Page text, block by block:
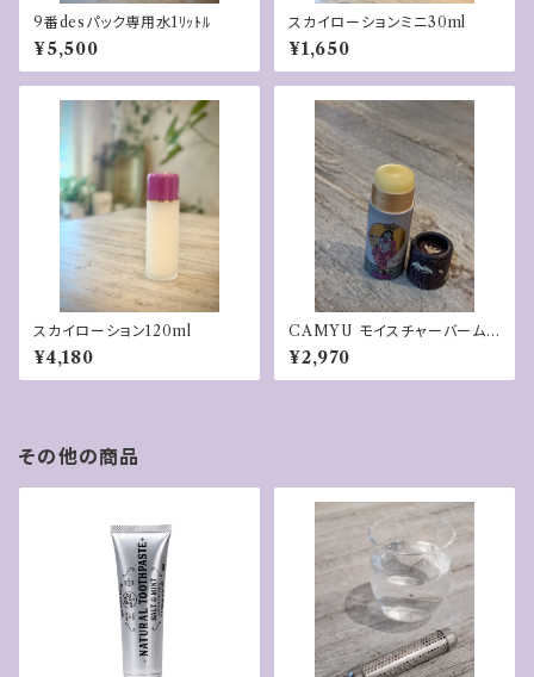
9番desパック専用水1ﾘｯﾄﾙ
¥5,500
スカイローションミニ30ml
¥1,650
スカイローション120ml
¥4,180
CAMYU モイスチャーバーム
ナタラジャ
¥2,970
その他の商品